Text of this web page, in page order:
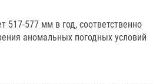
517-577 мм в год, соответственно
аномальных погодных условий